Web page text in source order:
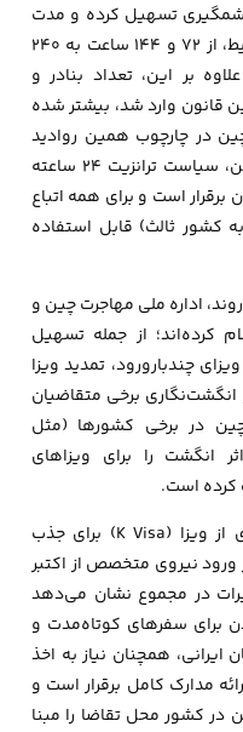
تسهیل کرده و مدت
مجاز اقامت را برای مسافران واجد شرایط، از ۷۲ و ۱۴۴ ساعت به ۲۴۰
علاوه بر این، تعداد بنادر و
قانون وارد شد، بیشتر شده
در چارچوب همین روادید
ترانزیتی فراهم شده است. در کنار این، سیاست ترانزیت ۲۴ ساعته
برقرار است و برای همه اتباع
کشور ثالث) قابل استفاده
اداره ملی مهاجرت چین و
کرده‌اند؛ از جمله تسهیل
چندبارورود، تمدید ویزا
برخی متقاضیان
در برخی کشورها (مثل
جمع‌آوری اثر انگشت را برای ویزاهای
کرده است.
هم‌زمان صحبت از معرفی نوع جدیدی از ویزا (K Visa) برای جذب
نیروی متخصص از اکتبر
در مجموع نشان می‌دهد
برای سفرهای کوتاه‌مدت و
ایرانی، همچنان نیاز به اخذ
مدارک کامل برقرار است و
در کشور محل تقاضا را مبنا